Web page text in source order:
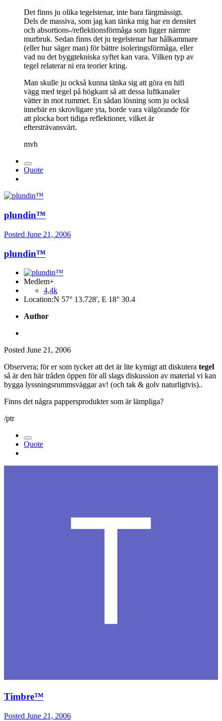
Det finns ju olika tegelstenar, inte bara färgmässigt.
Dels de massiva, som jag kan tänka mig har en densitet
och absortions-/reflektionsförmåga som ligger närmre
murbruk. Sedan finns det ju tegelstenar har hålkammare
(eller hur säger man) för bättre isoleringsförmåga, eller
vad nu det byggtekniska syftet kan vara. Vilken typ av
tegel relaterar ni era teorier kring.
Man skulle ju också kunna tänka sig att göra en hifi
vägg med tegel på högkant så att dessa luftkanaler
vätter in mot rummet. En sådan lösning som ju också
innebär en skrovligare yta, borde vara välgörande för
att plocka bort tidiga reflektioner, vilket är
eftersträvansvärt.
mvh
Quote
plundin™
Posted June 21, 2006
plundin™
Medlem+
4,4k
Location:N 57° 13.728', E 18° 30.4
Author
Posted June 21, 2006
Observera; för er som tycker att det är lite kymigt att diskutera tegel
så är den här tråden öppen för all slags diskussion av material vi kan
bygga lyssningsrummsväggar av! (och tak & golv naturligtvis)..
Finns det några pappersprodukter som är lämpliga?
/ptr
Quote
Timbre™
Posted June 21, 2006